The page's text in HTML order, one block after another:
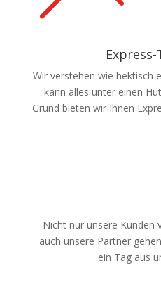
Wir verstehen wie hektisch
kann alles unter einen
Grund bieten wir Ihnen
Nicht nur unsere Kunden
auch unsere Partner
ein Tag aus